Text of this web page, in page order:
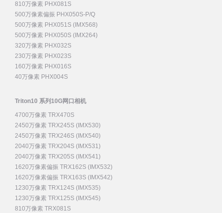
810万像素 PHX081S
500万像素偏振 PHX050S-P/Q
500万像素 PHX051S (IMX568)
500万像素 PHX050S (IMX264)
320万像素 PHX032S
230万像素 PHX023S
160万像素 PHX016S
40万像素 PHX004S
Triton10 系列10G网口相机
4700万像素 TRX470S
2450万像素 TRX245S (IMX530)
2450万像素 TRX246S (IMX540)
2040万像素 TRX204S (IMX531)
2040万像素 TRX205S (IMX541)
1620万像素偏振 TRX162S (IMX532)
1620万像素偏振 TRX163S (IMX542)
1230万像素 TRX124S (IMX535)
1230万像素 TRX125S (IMX545)
810万像素 TRX081S